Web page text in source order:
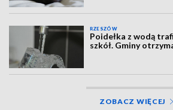
RZESZÓW
Poidełka z wodą
szkół. Gminy
ZOBACZ WIĘCEJ